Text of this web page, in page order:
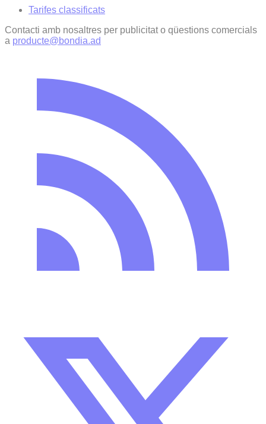
Tarifes classificats
Contacti amb nosaltres per publicitat o qüestions comercials
a producte@bondia.ad